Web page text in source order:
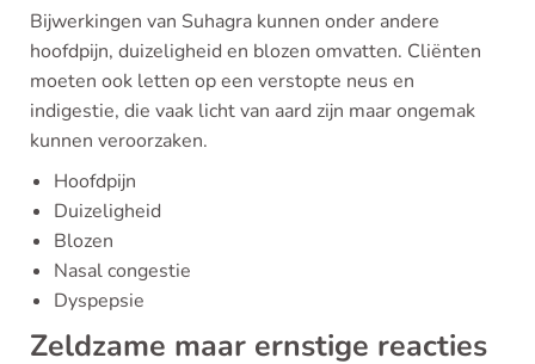
Bijwerkingen van Suhagra kunnen onder andere
hoofdpijn, duizeligheid en blozen omvatten. Cliënten
moeten ook letten op een verstopte neus en
indigestie, die vaak licht van aard zijn maar ongemak
kunnen veroorzaken.
Hoofdpijn
Duizeligheid
Blozen
Nasal congestie
Dyspepsie
Zeldzame maar ernstige reacties